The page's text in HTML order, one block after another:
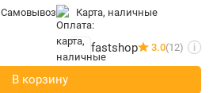
Самовывоз карта, наличные
fastshop 3.0(12) i
В корзину